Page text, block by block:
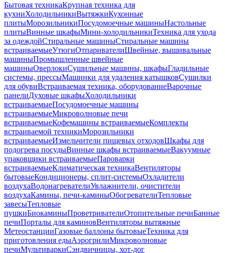
Бытовая техникаКрупная техника для
кухниХолодильникиВытяжкиКухонные
плитыМорозильникиПосудомоечные машиныНастольные
плитыВинные шкафыМини-холодильникиТехника для ухода
за одеждойСтиральные машиныСтиральные машины
встраиваемыеУтюгиОтпаривателиШвейные, вышивальные
машиныПромышленные швейные
машиныОверлокиСушильные машины, шкафыГладильные
системы, прессыМашинки для удаления катышковСушилки
для обувиВстраиваемая техника, оборудованиеВарочные
панелиДуховые шкафыХолодильники
встраиваемыеПосудомоечные машины
встраиваемыеМикроволновые печи
встраиваемыеКофемашины встраиваемыеКомплекты
встраиваемой техникиМорозильники
встраиваемыеИзмельчители пищевых отходовШкафы для
подогрева посудыВинные шкафы встраиваемыеВакуумные
упаковщики встраиваемыеПароварки
встраиваемыеКлиматическая техникаВентиляторы
бытовыеКондиционеры, сплит-системыОхладители
воздухаВодонагревателиУвлажнители, очистители
воздухаКамины, печи-каминыОбогревателиТепловые
завесыТепловые
пушкиБиокаминыПроветривателиОтопительные печиБанные
печиПорталы для каминовВентиляторы вытяжные
МетеостанцииГазовые баллоны бытовыеТехника для
приготовления едыАэрогрилиМикроволновые
печиМультиваркиСэндвичницы, хот-дог